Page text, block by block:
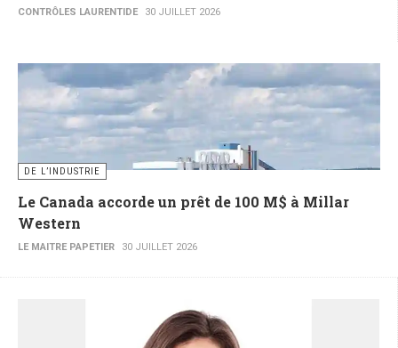
CONTRÔLES LAURENTIDE 30 JUILLET 2026
DE L’INDUSTRIE
Le Canada accorde un prêt de 100 M$ à Millar
Western
LE MAITRE PAPETIER 30 JUILLET 2026